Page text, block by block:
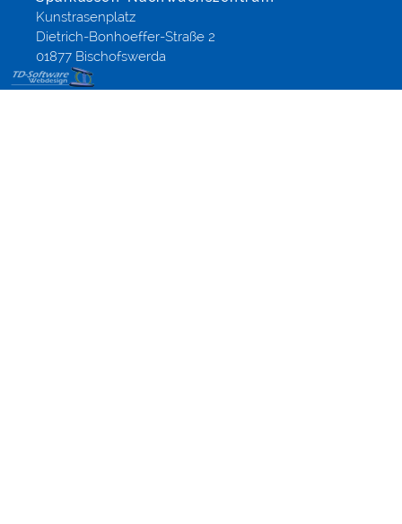
Kunstrasenplatz
Dietrich-Bonhoeffer-Straße 2
01877 Bischofswerda